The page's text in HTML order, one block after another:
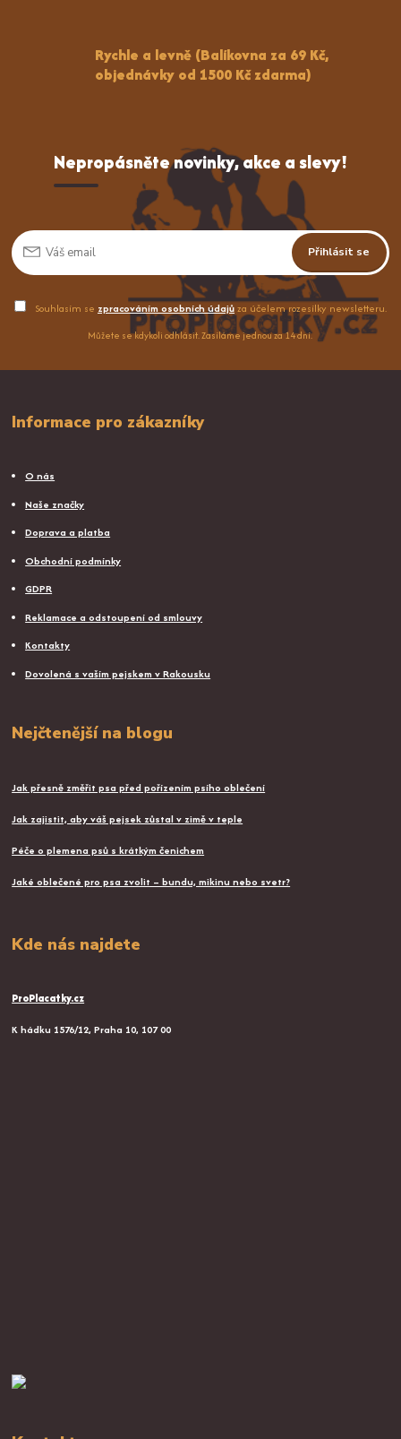
Rychle a levně (Balíkovna za 69 Kč,
objednávky od 1500 Kč zdarma)
Nepropásněte novinky, akce a slevy!
Přihlásit se
Souhlasím se zpracováním osobních údajůza účelem rozesílky newsletteru.
Můžete se kdykoli odhlásit. Zasíláme jednou za 14 dní.
Informace pro zákazníky
O nás
Naše značky
Doprava a platba
Obchodní podmínky
GDPR
Reklamace a odstoupení od smlouvy
Kontakty
Dovolená s vaším pejskem v Rakousku
Nejčtenější na blogu
Jak přesně změřit psa před pořízením psího oblečení
Jak zajistit, aby váš pejsek zůstal v zimě v teple
Péče o plemena psů s krátkým čenichem
Jaké oblečené pro psa zvolit – bundu, mikinu nebo svetr?
Kde nás najdete
ProPlacatky.cz
K hádku 1576/12, Praha 10, 107 00